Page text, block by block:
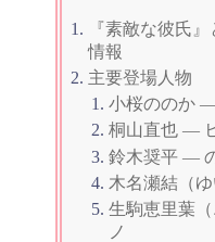
『素敵な彼氏
情報
主要登場人物
小桜ののか
桐山直也 —
鈴木奨平 —
木名瀬結（
生駒恵里葉
ノ